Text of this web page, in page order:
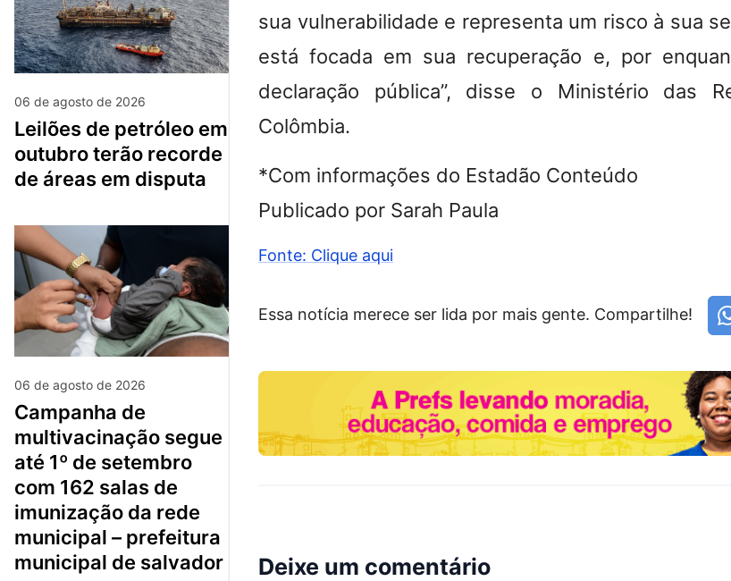
06 de agosto de 2026
leilões de petróleo em
outubro terão recorde
de áreas em disputa
06 de agosto de 2026
campanha de
multivacinação segue
até 1º de setembro
com 162 salas de
imunização da rede
municipal – prefeitura
municipal de salvador
sua vulnerabilidade e representa um risco à sua
está focada em sua recuperação e, por
declaração pública”, disse o Ministério das
Colômbia.
*Com informações do Estadão Conteúdo
Publicado por Sarah Paula
Fonte: Clique aqui
Essa notícia merece ser lida por mais gente. Compartilhe!
Deixe um comentário